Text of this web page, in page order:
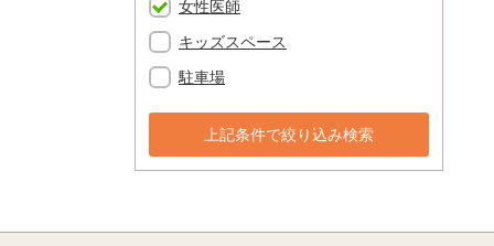
女性医師
キッズスペース
駐車場
上記条件で絞り込み検索